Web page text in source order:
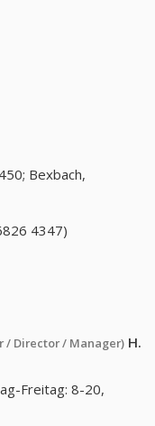
Bexbach,
4347)
/ Director / Manager) H.
Freitag: 8-20,